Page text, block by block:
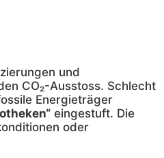
und
CO₂-Ausstoss. Schlecht
Energieträger
eingestuft. Die
oder